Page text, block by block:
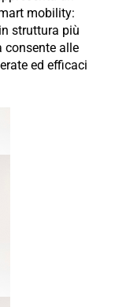
mobility:
struttura più
consente alle
ed efficaci